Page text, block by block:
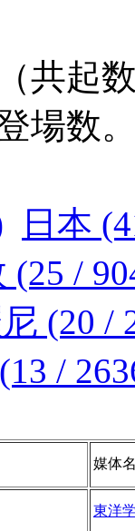
共起
場数
日本
(25 /
(20 /
/
媒体
東洋